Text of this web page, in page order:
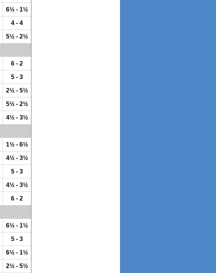
6½ - 1½
4 - 4
5½ - 2½
6 - 2
5 - 3
2½ - 5½
5½ - 2½
4½ - 3½
1½ - 6½
4½ - 3½
5 - 3
4½ - 3½
6 - 2
6½ - 1½
5 - 3
6½ - 1½
2½ - 5½